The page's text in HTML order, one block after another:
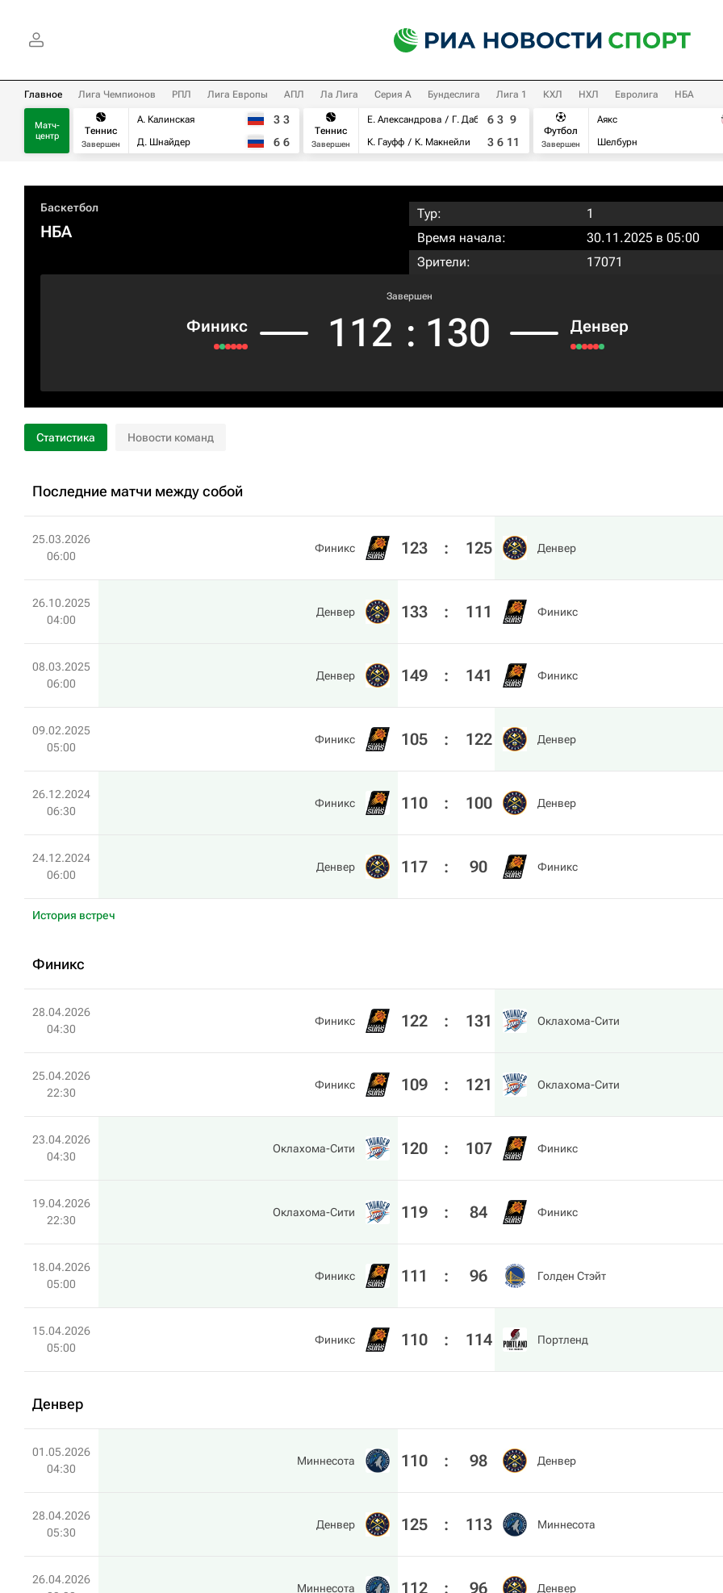
Главное Лига Чемпионов РПЛ Лига Европы АПЛ Ла Лига Серия А Бундеслига Лига 1 КХЛ НХЛ Евролига НБА
Матч-
центр
Теннис
Завершен
А. Калинская
Д. Шнайдер
3 3
6 6
Теннис
Завершен
Е. Александрова
Г. Дабровски
К. Гауфф
К. Макнейли
6 3 9
3 6 11
Футбол
Завершен
Аякс
Шелбурн
Баскетбол
НБА
Тур:
1
Время начала:
30.11.2025 в 05:00
Зрители:
17071
Финикс
Завершен
112 : 130 Денвер
Статистика Новости команд
Последние матчи между собой
25.03.2026
06:00
Финикс 123 : 125 Денвер
26.10.2025
04:00
Денвер 133 : 111 Финикс
08.03.2025
06:00
Денвер 149 : 141 Финикс
09.02.2025
05:00
Финикс 105 : 122 Денвер
26.12.2024
06:30
Финикс 110 : 100 Денвер
24.12.2024
06:00
Денвер 117 : 90 Финикс
История встреч
Финикс
28.04.2026
04:30
Финикс 122 : 131 Оклахома-Сити
25.04.2026
22:30
Финикс 109 : 121 Оклахома-Сити
23.04.2026
04:30
Оклахома-Сити 120 : 107 Финикс
19.04.2026
22:30
Оклахома-Сити 119 : 84 Финикс
18.04.2026
05:00
Финикс 111 : 96 Голден Стэйт
15.04.2026
05:00
Финикс 110 : 114 Портленд
Денвер
01.05.2026
04:30
Миннесота 110 : 98 Денвер
28.04.2026
05:30
Денвер 125 : 113 Миннесота
26.04.2026
Миннесота 112 : 96 Денвер